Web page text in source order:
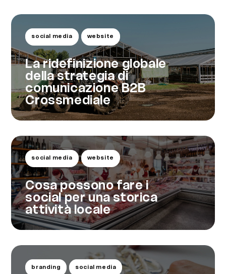
social media website
La ridefinizione globale
della strategia di
comunicazione B2B
Crossmediale
social media website
Cosa possono fare i
social per una storica
attività locale
branding social media